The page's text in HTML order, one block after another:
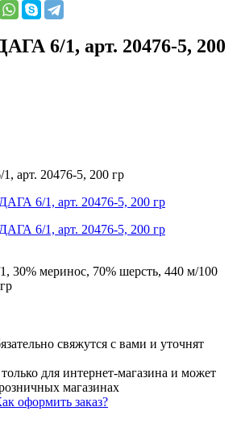
6/1, арт. 20476-5, 200
арт. 20476-5, 200 гр
меринос, 70% шерсть, 440 м/100
свяжутся с вами и уточнят
для интернет-магазина и может
магазинах
оформить заказ?